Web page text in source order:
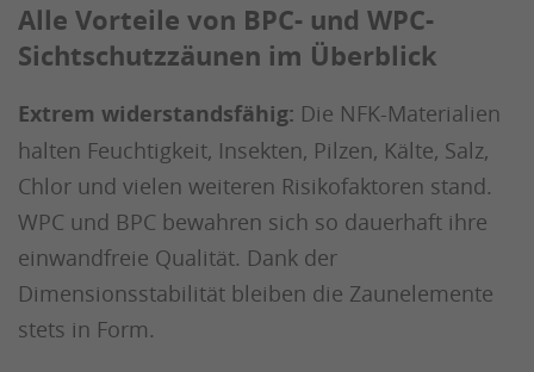
Alle Vorteile von BPC- und WPC-
Sichtschutzzäunen im Überblick
Extrem widerstandsfähig: Die NFK-Materialien
halten Feuchtigkeit, Insekten, Pilzen, Kälte, Salz,
Chlor und vielen weiteren Risikofaktoren stand.
WPC und BPC bewahren sich so dauerhaft ihre
einwandfreie Qualität. Dank der
Dimensionsstabilität bleiben die Zaunelemente
stets in Form.